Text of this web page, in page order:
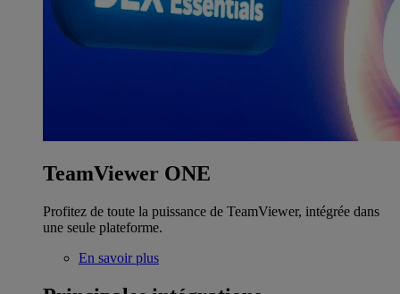
TeamViewer ONE
Profitez de toute la puissance de TeamViewer, intégrée dans
une seule plateforme.
En savoir plus